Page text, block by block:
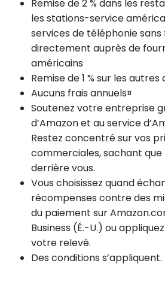
Remise de 2 % dans les
les stations-service
services de téléphonie
directement auprès de
américains
Remise de 1 % sur les
Aucuns frais annuels¤
Soutenez votre entreprise
d’Amazon et au service
Restez concentré sur vos
commerciales, sachant que
derrière vous.
Vous choisissez quand
récompenses contre des
du paiement sur
Business (É.-U.) ou
votre relevé.
Des conditions s’appliquent.